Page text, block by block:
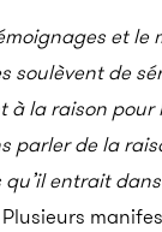
et le
soulèvent de
à la raison pour
parler de la
entrait